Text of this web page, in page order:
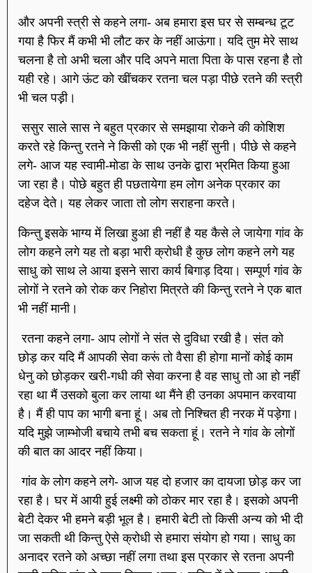
और अपनी स्त्री से कहने लगा- अब हमारा इस घर से सम्बन्ध टूट
गया है फिर मैं कभी भी लौट कर के नहीं आऊंगा। यदि तुम मेरे साथ
चलना है तो अभी चला और पदि अपने माता पिता के पास रहना है तो
यही रहे। आगे ऊंट को खींचकर रतना चल पड़ा पीछे रतने की स्त्री
भी चल पड़़ी।
ससुर साले सास ने बहुत प्रकार से समझाया रोकने की कोशिश
करते रहे किन्तु रतने ने किसी को एक भी नहीं सुनी। पीछे से कहने
लगे- आज यह स्वामी-मोडा के साथ उनके द्वारा भ्रमित किया हुआ
जा रहा है। पोछे बहुत ही पछतायेगा हम लोग अनेक प्रकार का
दहेज देते। यह लेकर जाता तो लोग सराहना करते।
किन्तु इसके भाग्य में लिखा हुआ ही नहीं है यह कैसे ले जायेगा गांव के
लोग कहने लगे यह तो बड़ा भारी क्रोधी है कुछ लोग कहने लगे यह
साधु को साथ ले आया इसने सारा कार्य बिगाड़ दिया। सम्पूर्ण गांव के
लोगों ने रतने को रोक कर निहोरा मित्रते की किन्तु रतने ने एक बात
भी नहीं मानी।
रतना कहने लगा- आप लोगों ने संत से दुविधा रखी है। संत को
छोड़ कर यदि मैं आपकी सेवा करूं तो वैसा ही होगा मानों कोई काम
धेनु को छोड़कर खरी-गधी की सेवा करना है वह साधु तो आ हो नहीं
रहा था मैं उसको बुला कर लाया था मैंने ही उनका अपमान करवाया
है। मैं ही पाप का भागी बना हूं। अब तो निश्चित ही नरक में पड़ेगा।
यदि मुझे जाम्भोजी बचाये तभी बच सकता हूं। रतने ने गांव के लोगों
की बात का आदर नहीं किया।
गांव के लोग कहने लगे- आज यह दो हजार का दायजा छोड़ कर जा
रहा है। घर में आयी हुई लक्ष्मी को ठोकर मार रहा है। इसको अपनी
बेटी देकर भी हमने बड़ी भूल है। हमारी बेटी तो किसी अन्य को भी दी
जा सकती थी किन्तु ऐसे क्रोधी से हमारा संयोग हो गया। साधु का
अनादर रतने को अच्छा नहीं लगा तथा इस प्रकार से रतना अपनी